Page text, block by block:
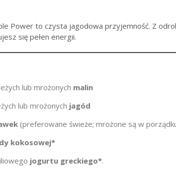
Power to czysta jagodowa przyjemność. Z
się pełen energii.
lub mrożonych malin
lub mrożonych jagód
(preferowane świeże; mrożone są w
kokosowej*
jogurtu greckiego*.